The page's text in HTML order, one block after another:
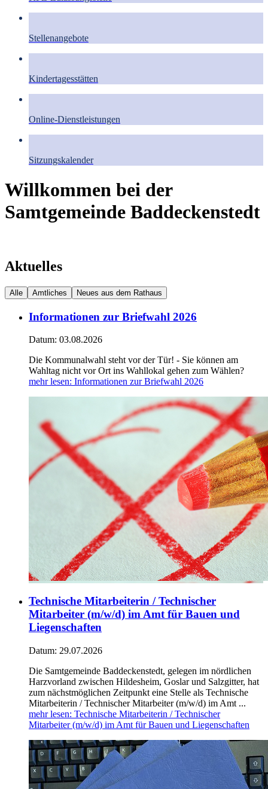
Stellenangebote
Kindertagesstätten
Online-Dienstleistungen
Sitzungskalender
Willkommen bei der
Samtgemeinde Baddeckenstedt
Aktuelles
Alle Amtliches Neues aus dem Rathaus
Informationen zur Briefwahl 2026
Datum: 03.08.2026
Die Kommunalwahl steht vor der Tür! - Sie können am
Wahltag nicht vor Ort ins Wahllokal gehen zum Wählen?
mehr lesen: Informationen zur Briefwahl 2026
Technische Mitarbeiterin / Technischer
Mitarbeiter (m/w/d) im Amt für Bauen und
Liegenschaften
Datum: 29.07.2026
Die Samtgemeinde Baddeckenstedt, gelegen im nördlichen
Harzvorland zwischen Hildesheim, Goslar und Salzgitter, hat
zum nächstmöglichen Zeitpunkt eine Stelle als Technische
Mitarbeiterin / Technischer Mitarbeiter (m/w/d) im Amt ...
mehr lesen: Technische Mitarbeiterin / Technischer
Mitarbeiter (m/w/d) im Amt für Bauen und Liegenschaften